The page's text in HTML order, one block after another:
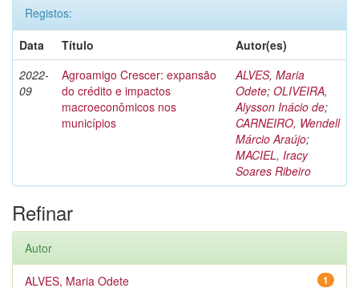
Registos:
Data
Título
Autor(es)
2022-
09
Agroamigo Crescer: expansão
do crédito e impactos
macroeconômicos nos
municípios
ALVES, Maria
Odete; OLIVEIRA,
Alysson Inácio de;
CARNEIRO, Wendell
Márcio Araújo;
MACIEL, Iracy
Soares Ribeiro
Refinar
Autor
1
ALVES, Maria Odete